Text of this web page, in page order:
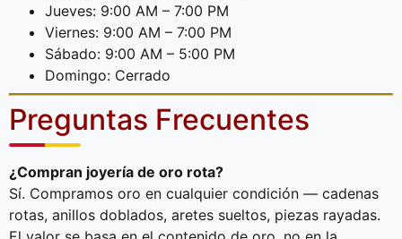
Jueves: 9:00 AM – 7:00 PM
Viernes: 9:00 AM – 7:00 PM
Sábado: 9:00 AM – 5:00 PM
Domingo: Cerrado
Preguntas Frecuentes
¿Compran joyería de oro rota?
Sí. Compramos oro en cualquier condición — cadenas
rotas, anillos doblados, aretes sueltos, piezas rayadas.